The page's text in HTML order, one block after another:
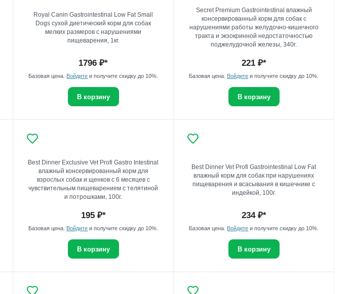
Royal Canin Gastrointestinal Low Fat Small
Dogs сухой диетический корм для собак
мелких размеров с нарушениями
пищеварения, 1кг.
1796 ₽*
Базовая цена. Войдите и получите скидку до 10%.
В корзину
Secret Premium Gastrointestinal влажный
консервированный корм для собак с
нарушениями работы желудочно-кишечного
тракта и экзокринной недостаточностью
поджелудочной железы, 340г.
221₽*
Базовая цена. Войдите и получите скидку до 10%.
В корзину
Best Dinner Exclusive Vet Profi Gastro Intestinal
влажный консервированный корм для
взрослых собак и щенков с 6 месяцев с
чувствительным пищеварением с телятиной
и потрошками, 100г.
195₽*
Базовая цена. Войдите и получите скидку до 10%.
В корзину
Best Dinner Vet Profi Gastrointestinal Low Fat
влажный корм для собак при нарушениях
пищеварения и всасывания в кишечнике с
индейкой, 100г.
234₽*
Базовая цена. Войдите и получите скидку до 10%.
В корзину